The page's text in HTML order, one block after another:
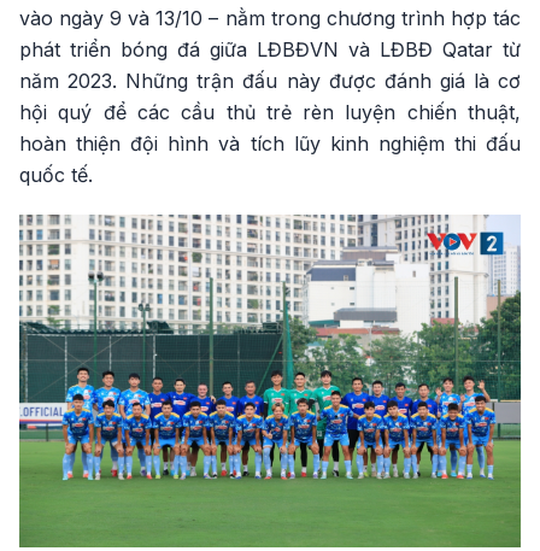
vào ngày 9 và 13/10 – nằm trong chương trình hợp tác
phát triển bóng đá giữa LĐBĐVN và LĐBĐ Qatar từ
năm 2023. Những trận đấu này được đánh giá là cơ
hội quý để các cầu thủ trẻ rèn luyện chiến thuật,
hoàn thiện đội hình và tích lũy kinh nghiệm thi đấu
quốc tế.